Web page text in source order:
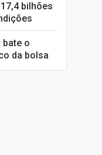
bilhões
bate o
da bolsa